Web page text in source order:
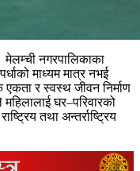
नगरपालिकाका
माध्यम मात्र नभई
र स्वस्थ जीवन निर्माण
घर–परिवारको
तथा अन्तर्राष्ट्रिय